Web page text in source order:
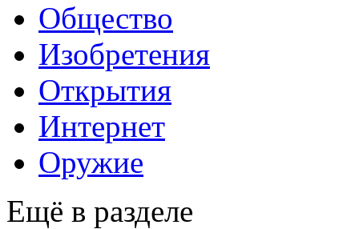
Общество
Изобретения
Открытия
Интернет
Оружие
Ещё в разделе